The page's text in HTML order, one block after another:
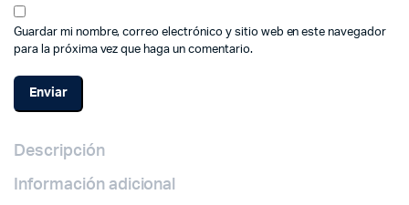
Guardar mi nombre, correo electrónico y sitio web en este navegador
para la próxima vez que haga un comentario.
Descripción
Información adicional